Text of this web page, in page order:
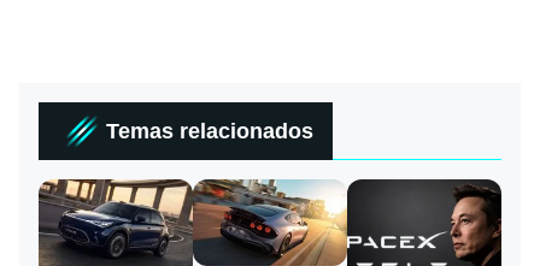
Temas relacionados